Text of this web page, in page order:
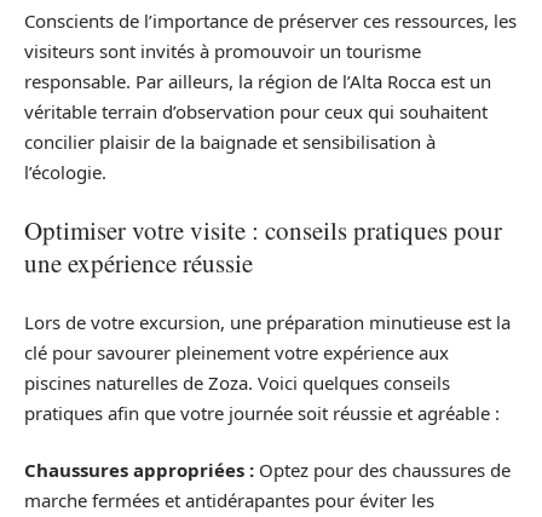
Conscients de l’importance de préserver ces ressources, les
visiteurs sont invités à promouvoir un tourisme
responsable. Par ailleurs, la région de l’Alta Rocca est un
véritable terrain d’observation pour ceux qui souhaitent
concilier plaisir de la baignade et sensibilisation à
l’écologie.
Optimiser votre visite : conseils pratiques pour
une expérience réussie
Lors de votre excursion, une préparation minutieuse est la
clé pour savourer pleinement votre expérience aux
piscines naturelles de Zoza. Voici quelques conseils
pratiques afin que votre journée soit réussie et agréable :
Chaussures appropriées : Optez pour des chaussures de
marche fermées et antidérapantes pour éviter les